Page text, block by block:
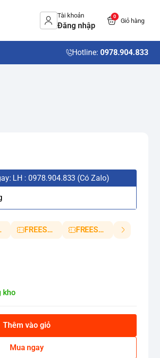
Tài khoản
Đăng nhập
0
Giỏ hàng
Hotline: 0978.904.833
LH : 0978.904.833 (Có Zalo)
FREESHIP5 FREESHIP10
kho
Thêm vào giỏ
Mua ngay